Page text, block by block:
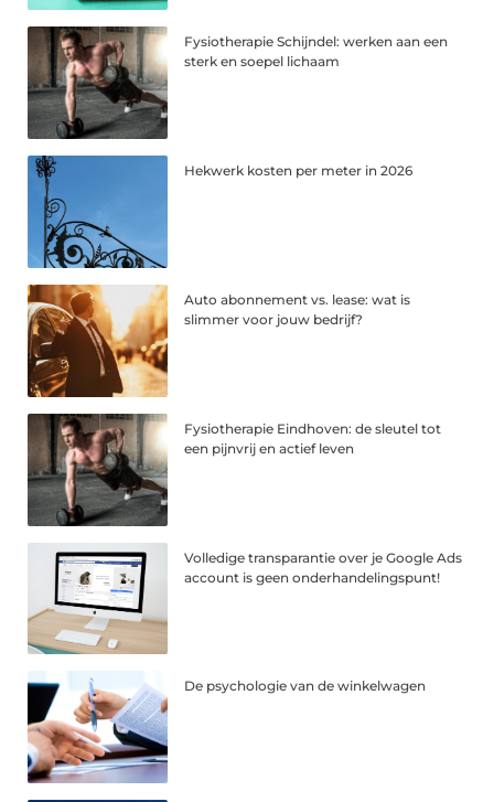
Fysiotherapie Schijndel: werken aan een
sterk en soepel lichaam
Hekwerk kosten per meter in 2026
Auto abonnement vs. lease: wat is
slimmer voor jouw bedrijf?
Fysiotherapie Eindhoven: de sleutel tot
een pijnvrij en actief leven
Volledige transparantie over je Google Ads
account is geen onderhandelingspunt!
De psychologie van de winkelwagen